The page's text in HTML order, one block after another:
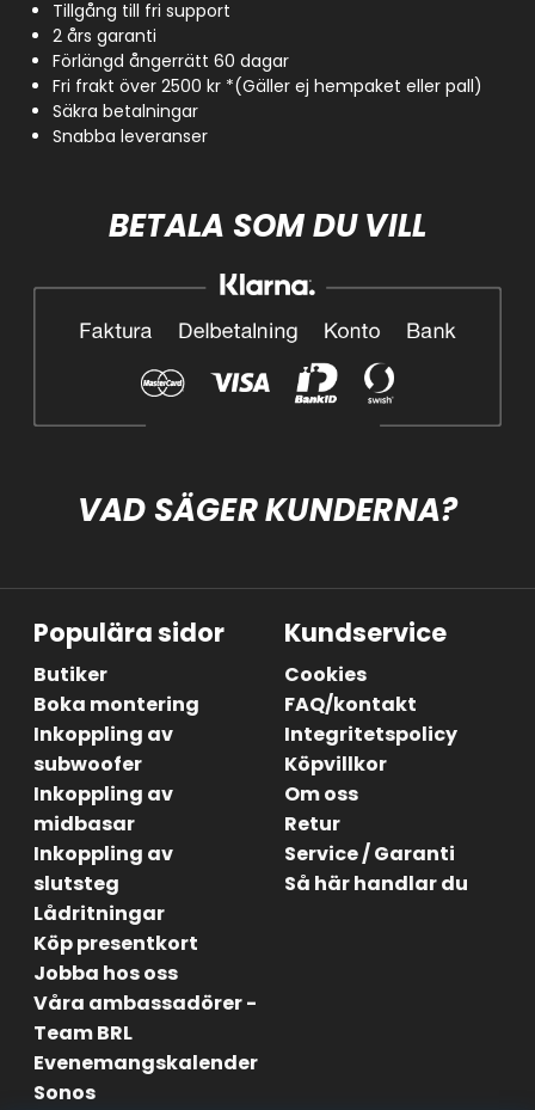
Tillgång till fri support
2 års garanti
Förlängd ångerrätt 60 dagar
Fri frakt över 2500 kr *(Gäller ej hempaket eller pall)
Säkra betalningar
Snabba leveranser
BETALA SOM DU VILL
VAD SÄGER KUNDERNA?
Populära sidor
Butiker
Boka montering
Inkoppling av
subwoofer
Inkoppling av
midbasar
Inkoppling av
slutsteg
Lådritningar
Köp presentkort
Jobba hos oss
Våra ambassadörer -
Team BRL
Evenemangskalender
Sonos
Kundservice
Cookies
FAQ/kontakt
Integritetspolicy
Köpvillkor
Om oss
Retur
Service / Garanti
Så här handlar du